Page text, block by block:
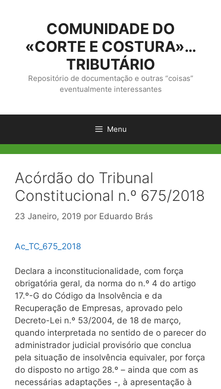
conteúdo
COMUNIDADE DO
«CORTE E COSTURA»…
TRIBUTÁRIO
Repositório de documentação e outras “coisas”
eventualmente interessantes
Menu
Acórdão do Tribunal
Constitucional n.º 675/2018
23 Janeiro, 2019 por Eduardo Brás
Ac_TC_675_2018
Declara a inconstitucionalidade, com força
obrigatória geral, da norma do n.º 4 do artigo
17.º-G do Código da Insolvência e da
Recuperação de Empresas, aprovado pelo
Decreto-Lei n.º 53/2004, de 18 de março,
quando interpretada no sentido de o parecer do
administrador judicial provisório que conclua
pela situação de insolvência equivaler, por força
do disposto no artigo 28.º – ainda que com as
necessárias adaptações -, à apresentação à